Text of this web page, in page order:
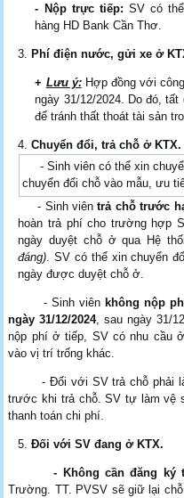
- Nộp trực tiếp: SV có
hàng HD Bank Cần Thơ.
Phí điện nước, gửi xe ở
+ Lưu ý:Hợp đồng với
ngày 31/12/2024. Do đó,
để tránh thất thoát tài sản
Chuyển đổi, trả chỗ ở KTX.
- Sinh viên có thể xin
chuyển đổi chỗ vào mẫu, ưu
- Sinh viên trả chỗ trước
hoàn trả phí cho trường hợp
ngày duyệt chỗ ở qua Hệ
đáng) . SV có thể xin chuyển
ngày được duyệt chỗ ở.
- Sinh viên không nộp
ngày 31/12/2024, sau ngày 31/
nộp phí ở tiếp, SV có nhu cầu
vào vị trí trống khác.
- Đối với SV trả chỗ phải
trước khi trả chỗ. SV tự làm vệ
thanh toán chi phí.
Đối vớiSV đang ở KTX.
- Không cần đăng ký
Trường. TT. PVSV sẽ giữ lại